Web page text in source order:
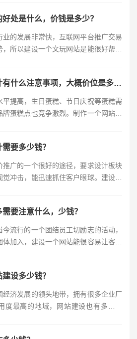
处是什么，价钱是多少？
业的发展非常快，互联网平台推广交易
所以建设一个文玩网站是能很好帮助
蛋糕店网站设计有什么注意事项，大概价位是多少？
平提高，生日蛋糕、节日庆祝等蛋糕需
蛋糕点也竞争激烈。制作一个网站对
要多少钱？
推广的一个很好的途径，要求设计板块
冲击，能迅速抓住客户眼球。建设费
要注意什么，少钱？
流行的一个团结员工切励志的活动，
加入，建设一个网站能很容易让客户
设多少钱？
经济发展的领头地带，拥有很多企业厂
度最高的地域，网站建设也有多个档